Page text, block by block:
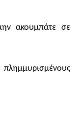
ακουμπάτε σε